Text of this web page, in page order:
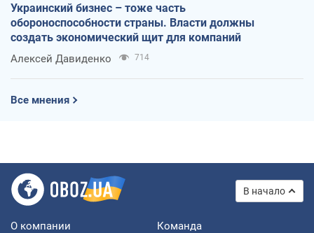
Украинский бизнес – тоже часть
обороноспособности страны. Власти должны
создать экономический щит для компаний
Алексей Давиденко 714
Все мнения
В начало
О компании Команда